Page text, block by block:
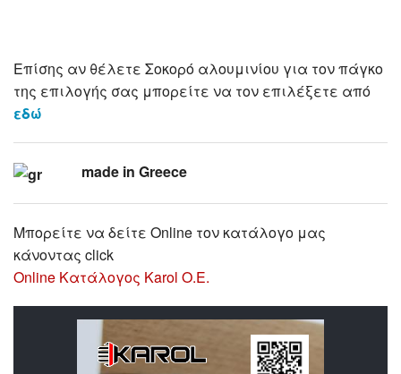
Επίσης αν θέλετε Σοκορό αλουμινίου για τον πάγκο
της επιλογής σας μπορείτε να τον επιλέξετε από
εδώ
made in Greece
Μπορείτε να δείτε Online τον κατάλογο μας
κάνοντας click
Online Κατάλογος Karol O.E.